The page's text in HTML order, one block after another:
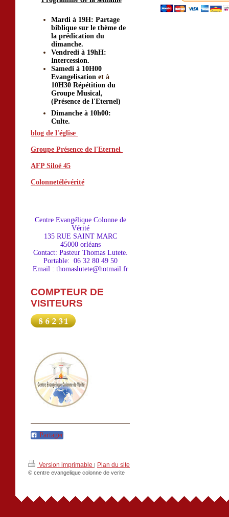
Mardi à 19H: Partage
biblique sur le thème de
la prédication du
dimanche.
Vendredi à 19hH:
Intercession.
Samedi à 10H00
Evangelisation et à
10H30 Répétition du
Groupe Musical,
(Présence de l'Eternel)
Dimanche à 10h00:
Culte.
blog de l'église
Groupe Présence de l'Eternel
AFP Siloé 45
Colonnetélévérité
Centre Evangélique Colonne de
Vérité
135 RUE SAINT MARC
45000 orléans
Contact: Pasteur Thomas Lutete.
Portable: 06 32 80 49 50
Email : thomaslutete@hotmail.fr
COMPTEUR DE
VISITEURS
Partager
Version imprimable | Plan du site
© centre evangelique colonne de verite